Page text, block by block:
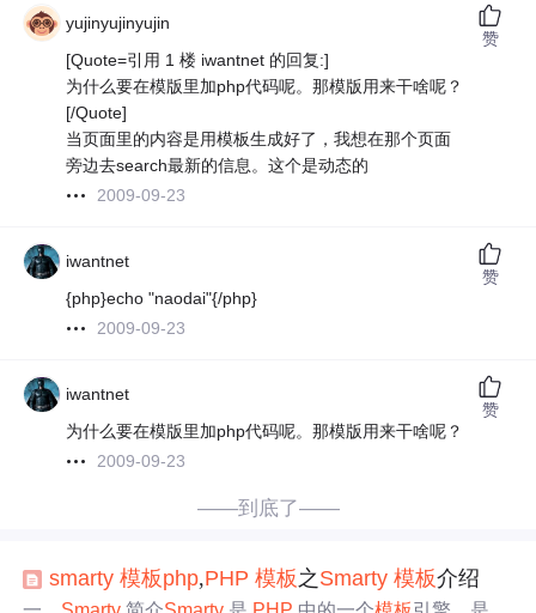
yujinyujinyujin
[Quote=引用 1 楼 iwantnet 的回复:]
为什么要在模版里加php代码呢。那模版用来干啥呢？
[/Quote]
当页面里的内容是用模板生成好了，我想在那个页面
旁边去search最新的信息。这个是动态的
2009-09-23
赞
iwantnet
{php}echo "naodai"{/php}
2009-09-23
赞
iwantnet
为什么要在模版里加php代码呢。那模版用来干啥呢？
2009-09-23
赞
——到底了——
smarty 模板php,PHP 模板 之 Smarty 模板介绍